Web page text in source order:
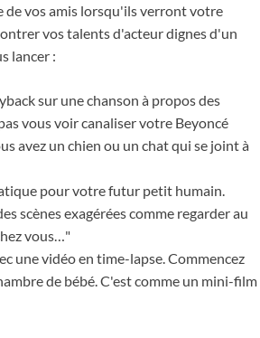
de vos amis lorsqu'ils verront votre
vos talents d'acteur dignes d'un
lancer :
sur une chanson à propos des
vous voir canaliser votre Beyoncé
avez un chien ou un chat qui se joint à
pour votre futur petit humain.
scènes exagérées comme regarder au
vous…"
une vidéo en time-lapse. Commencez
de bébé. C'est comme un mini-film